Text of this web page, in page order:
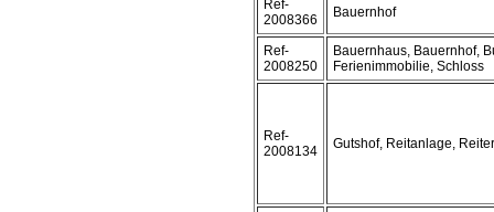
Ref-
2008366
Bauernhof
Ref-
2008250
Bauernhaus, Bauernhof,
Ferienimmobilie, Schloss
Ref-
2008134
Gutshof, Reitanlage,